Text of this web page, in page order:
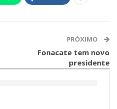
PRÓXIMO
Fonacate tem novo
presidente